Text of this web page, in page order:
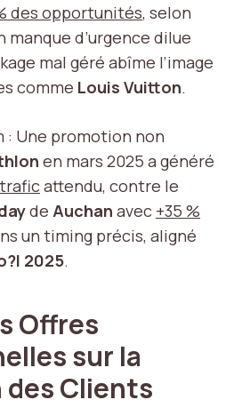
des opportunités, selon
manque d’urgence dilue
mal géré abîme l’image
comme Louis Vuitton.
Une promotion non
en mars 2025 a généré
traficattendu, contre le
de Auchan avec +35 %
un timing précis, aligné
2025.
Offres
sur la
Clients